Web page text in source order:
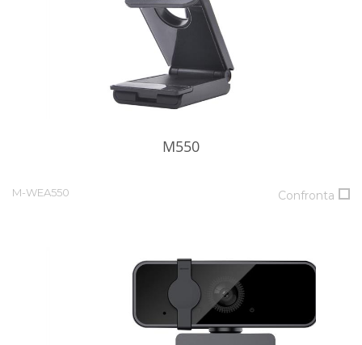
M550
M-WEA550 Confronta